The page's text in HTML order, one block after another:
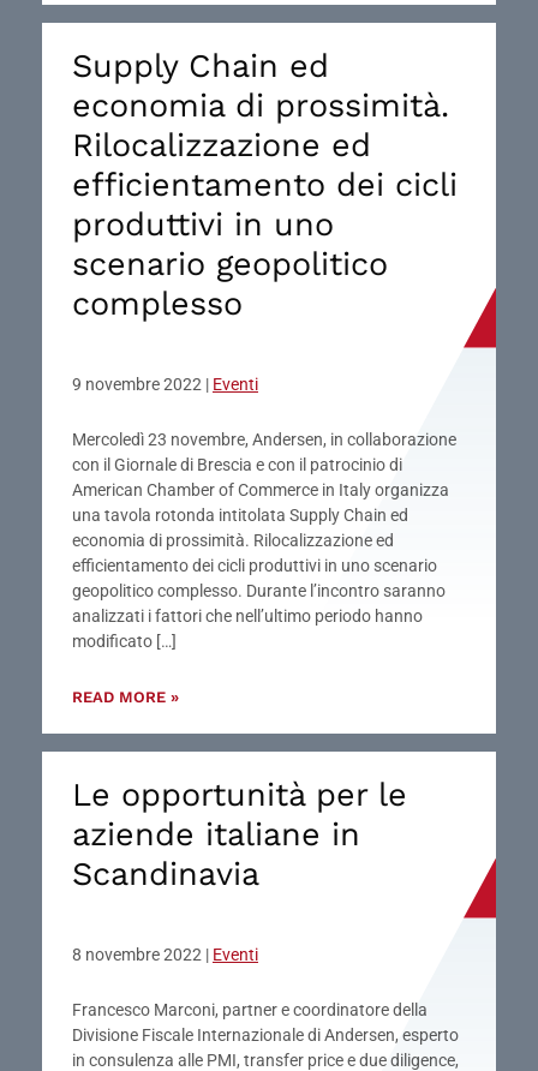
Supply Chain ed
economia di prossimità.
Rilocalizzazione ed
efficientamento dei cicli
produttivi in uno
scenario geopolitico
complesso
9 novembre 2022 | Eventi
Mercoledì 23 novembre, Andersen, in collaborazione
con il Giornale di Brescia e con il patrocinio di
American Chamber of Commerce in Italy organizza
una tavola rotonda intitolata Supply Chain ed
economia di prossimità. Rilocalizzazione ed
efficientamento dei cicli produttivi in uno scenario
geopolitico complesso. Durante l’incontro saranno
analizzati i fattori che nell’ultimo periodo hanno
modificato […]
READ MORE »
Le opportunità per le
aziende italiane in
Scandinavia
8 novembre 2022 | Eventi
Francesco Marconi, partner e coordinatore della
Divisione Fiscale Internazionale di Andersen, esperto
in consulenza alle PMI, transfer price e due diligence,